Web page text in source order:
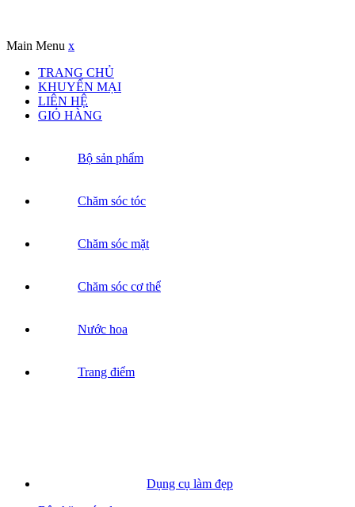
Main Menu x
TRANG CHỦ
KHUYẾN MẠI
LIÊN HỆ
GIỎ HÀNG
Bộ sản phẩm
Chăm sóc tóc
Chăm sóc mặt
Chăm sóc cơ thể
Nước hoa
Trang điểm
Dụng cụ làm đẹp